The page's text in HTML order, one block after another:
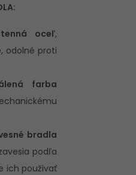
oceľ,
, odolné proti
farba
bradla
podľa
ich používať